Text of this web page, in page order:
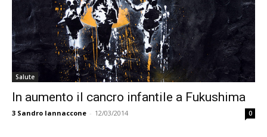
Salute
In aumento il cancro infantile a Fukushima
3 Sandro Iannaccone - 12/03/2014 0